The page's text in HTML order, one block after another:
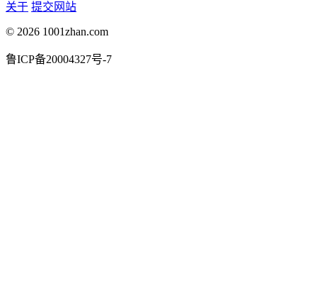
关于 提交网站
© 2026 1001zhan.com
鲁ICP备20004327号-7